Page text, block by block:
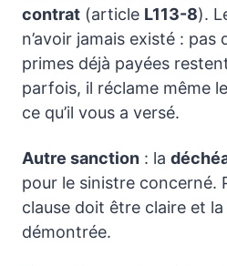
contrat (article L113-8).
n’avoir jamais existé : pas
primes déjà payées
parfois, il réclame même
ce qu’il vous a versé.
Autre sanction : la
pour le sinistre concerné.
clause doit être claire et
démontrée.